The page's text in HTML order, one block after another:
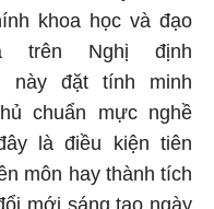
khoa học và đạo
trên Nghị định
này đặt tính minh
chuẩn mực nghề
là điều kiện tiên
môn hay thành tích
mới sáng tạo ngày